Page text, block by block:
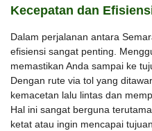
Kecepatan dan
Dalam perjalanan antara
efisiensi sangat penting.
memastikan Anda sampai ke
Dengan rute via tol yang
kemacetan lalu lintas dan
Hal ini sangat berguna
ketat atau ingin mencapai